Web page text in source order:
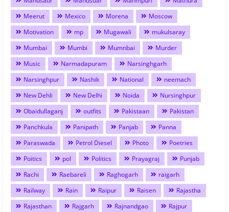
Meerut
Mexico Morena
Moscow
Motivation
mp Mugawali
mukulsaray
Mumbai
Mumbi Mumnbai
Murder
Music
Narmadapuram
Narsinghgarh
Narsinghpur
Nashik National
neemach
New Dehli
New Delhi Noida
Nursinghpur
Obaidullaganj
outfits Pakistaan
Pakistan
Panchkula
Panipath Panjab
Panna
Paraswada
Petrol Diesel Photo
Poetries
Poitics
pol Politics Prayagraj
Punjab
Rachi
Raebareli Raghogarh
raigarh
Railway
Rain Raipur Raisen
Rajastha
Rajasthan
Rajgarh Rajnandgao
Rajpur